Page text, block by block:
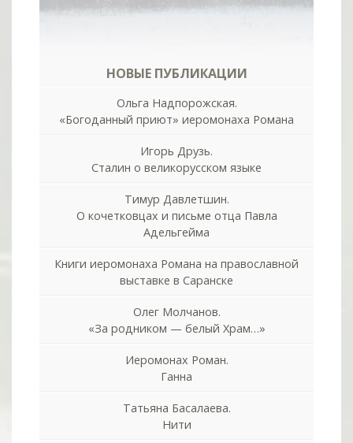
НОВЫЕ ПУБЛИКАЦИИ
Ольга Надпорожская.
«Богоданный приют» иеромонаха Романа
Игорь Друзь.
Сталин о великорусском языке
Тимур Давлетшин.
О кочетковцах и письме отца Павла
Адельгейма
Книги иеромонаха Романа на православной
выставке в Саранске
Олег Молчанов.
«За родником — белый Храм…»
Иеромонах Роман.
Ганна
Татьяна Басалаева.
Нити